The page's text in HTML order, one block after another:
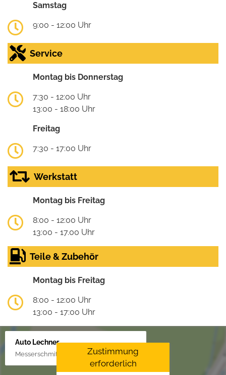
Samstag
9:00 - 12:00 Uhr
Service
Montag bis Donnerstag
7:30 - 12:00 Uhr
13:00 - 18:00 Uhr
Freitag
7:30 - 17:00 Uhr
Werkstatt
Montag bis Freitag
8:00 - 12:00 Uhr
13:00 - 17.00 Uhr
Teile & Zubehör
Montag bis Freitag
8:00 - 12:00 Uhr
13:00 - 17:00 Uhr
Auto Lechner
Messerschmittstr. 4, 86453 Dasing/Lindl
Zustimmung
erforderlich